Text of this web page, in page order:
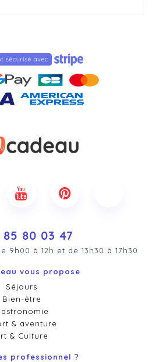
85 80 03 47
9h00 à 12h et de 13h30 à 17h30
vous propose
Séjours
Bien-être
& aventure
& Culture
professionnel ?